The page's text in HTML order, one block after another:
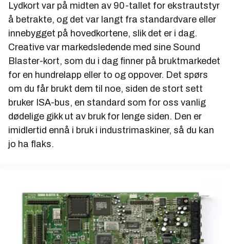
Lydkort var på midten av 90-tallet for ekstrautstyr
å betrakte, og det var langt fra standardvare eller
innebygget på hovedkortene, slik det er i dag.
Creative var markedsledende med sine Sound
Blaster-kort, som du i dag finner på bruktmarkedet
for en hundrelapp eller to og oppover. Det spørs
om du får brukt dem til noe, siden de stort sett
bruker ISA-bus, en standard som for oss vanlig
dødelige gikk ut av bruk for lenge siden. Den er
imidlertid ennå i bruk i industrimaskiner, så du kan
jo ha flaks.